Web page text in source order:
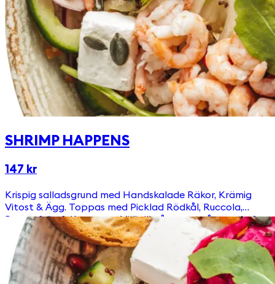
SHRIMP HAPPENS
147 kr
Krispig salladsgrund med Handskalade Räkor, Krämig
Vitost & Ägg. Toppas med Picklad Rödkål, Ruccola,
Pumpafrön & Krutonger Välj till någon av våra goda &
egengjorda dressingar!